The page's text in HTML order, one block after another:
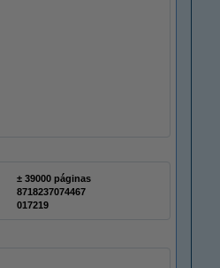
± 39000 páginas
8718237074467
017219